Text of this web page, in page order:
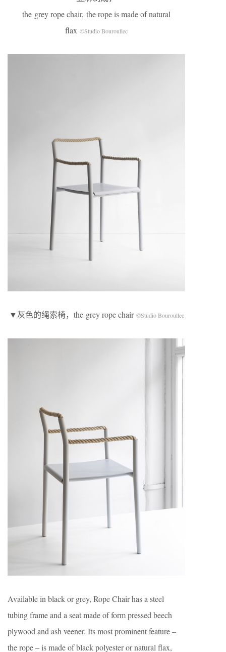
the grey rope chair, the rope is made of natural
flax ©Studio Bouroullec
▼灰色的绳索椅，the grey rope chair ©Studio Bouroullec
Available in black or grey, Rope Chair has a steel
tubing frame and a seat made of form pressed beech
plywood and ash veener. Its most prominent feature –
the rope – is made of black polyester or natural flax,